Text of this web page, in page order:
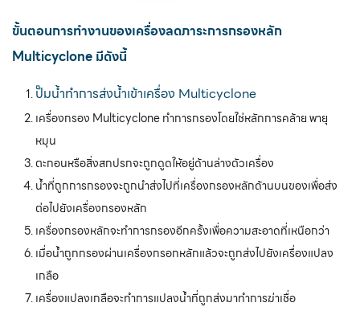
ขั้นตอนการทำงานของเครื่องลดภาระการกรองหลัก
Multicyclone มีดังนี้
ปั๊มน้ำทำการส่งน้ำเข้าเครื่อง Multicyclone
เครื่องกรอง Multicyclone ทำการกรองโดยใช่หลักการคล้าย พายุ
หมุน
ตะกอนหรือสิ่งสกปรกจะถูกดูดให้อยู่ด้านล่างตัวเครื่อง
น้ำที่ถูกการกรองจะถูกนำส่งไปที่เครื่องกรองหลักด้านบนของเพื่อส่ง
ต่อไปยังเครื่องกรองหลัก
เครื่องกรองหลักจะทำการกรองอีกครั้งเพื่อความสะอาดที่เหนือกว่า
เมื่อน้ำถูกกรองผ่านเครื่องกรอกหลักแล้วจะถูกส่งไปยังเครื่องแปลง
เกลือ
เครื่องแปลงเกลือจะทำการแปลงน้ำที่ถูกส่งมาทำการฆ่าเชื่อ